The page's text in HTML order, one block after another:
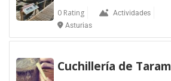
0 Rating
Actividades
Asturias
Cuchillería de Taram